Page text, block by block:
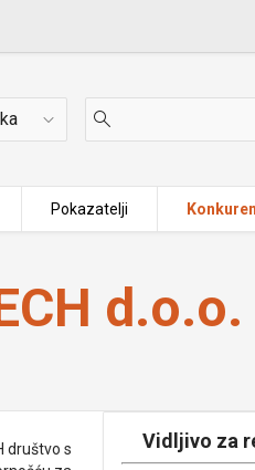
Pokazatelji
d.o.o.
društvo s
Vidljivo za